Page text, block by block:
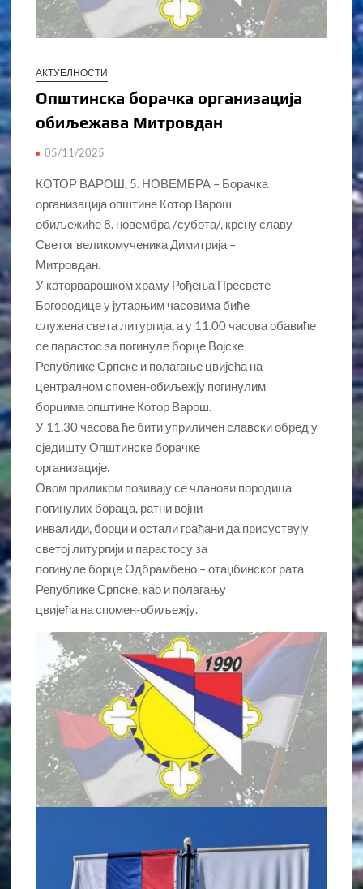
АКТУЕЛНОСТИ
Општинска борачка организација
обиљежава Митровдан
05/11/2025
КОТОР ВАРОШ, 5. НОВЕМБРА – Борачка
организација општине Котор Варош
обиљежиће 8. новембра /субота/, крсну славу
Светог великомученика Димитрија –
Митровдан.
У которварошком храму Рођења Пресвете
Богородице у јутарњим часовима биће
служена света литургија, а у 11.00 часова обавиће
се парастос за погинуле борце Војске
Републике Српске и полагање цвијећа на
централном спомен-обиљежју погинулим
борцима општине Котор Варош.
У 11.30 часова ће бити уприличен славски обред у
сједишту Општинске борачке
организације.
Овом приликом позивају се чланови породица
погинулих бораца, ратни војни
инвалиди, борци и остали грађани да присуствују
светој литургији и парастосу за
погинуле борце Одбрамбено – отаџбинског рата
Републике Српске, као и полагању
цвијећа на спомен-обиљежју.